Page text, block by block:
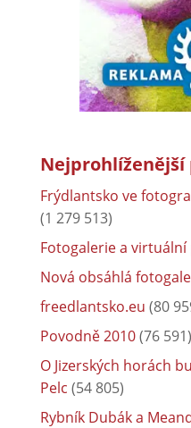
Nejprohlíženější
Frýdlantsko ve
(1 279 513)
Fotogalerie a
Nová obsáhlá
freedlantsko.eu (80
Povodně 2010(76 591)
O Jizerských horách
Pelc (54 805)
Rybník Dubák a